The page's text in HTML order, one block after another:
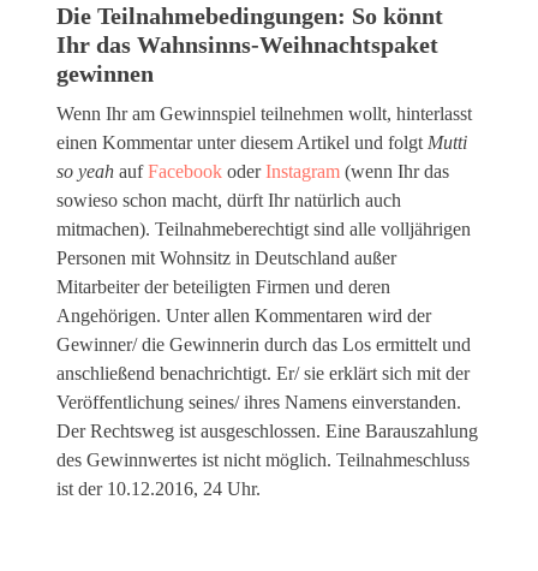
Die Teilnahmebedingungen: So könnt
Ihr das Wahnsinns-Weihnachtspaket
gewinnen
Wenn Ihr am Gewinnspiel teilnehmen wollt, hinterlasst
einen Kommentar unter diesem Artikel und folgt Mutti
so yeah aufFacebook oderInstagram (wenn Ihr das
sowieso schon macht, dürft Ihr natürlich auch
mitmachen). Teilnahmeberechtigt sind alle volljährigen
Personen mit Wohnsitz in Deutschland außer
Mitarbeiter der beteiligten Firmen und deren
Angehörigen. Unter allen Kommentaren wird der
Gewinner/ die Gewinnerin durch das Los ermittelt und
anschließend benachrichtigt. Er/ sie erklärt sich mit der
Veröffentlichung seines/ ihres Namens einverstanden.
Der Rechtsweg ist ausgeschlossen. Eine Barauszahlung
des Gewinnwertes ist nicht möglich. Teilnahmeschluss
ist der 10.12.2016, 24 Uhr.